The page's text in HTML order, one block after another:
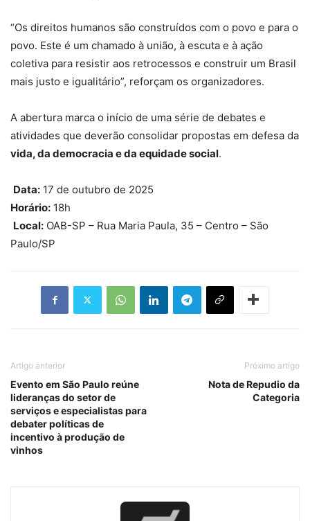
“Os direitos humanos são construídos com o povo e para o
povo. Este é um chamado à união, à escuta e à ação
coletiva para resistir aos retrocessos e construir um Brasil
mais justo e igualitário”, reforçam os organizadores.
A abertura marca o início de uma série de debates e
atividades que deverão consolidar propostas em defesa da
vida, da democracia e da equidade social.
Data: 17 de outubro de 2025
Horário: 18h
Local: OAB-SP – Rua Maria Paula, 35 – Centro – São
Paulo/SP
Artigo anterior
Evento em São Paulo reúne
lideranças do setor de
serviços e especialistas para
debater políticas de
incentivo à produção de
vinhos
Próximo artigo
Nota de Repudio da
Categoria